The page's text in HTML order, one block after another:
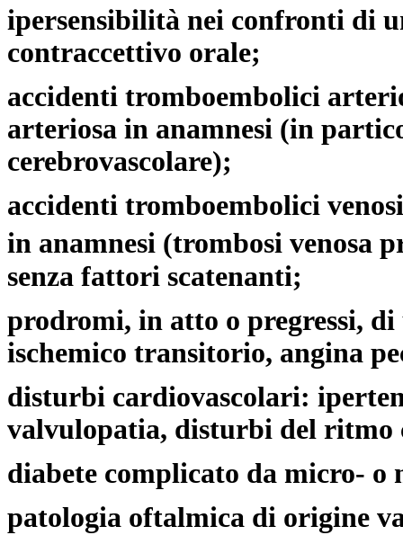
ipersensibilità nei confronti di
contraccettivo orale;
accidenti tromboembolici
arteriosa in anamnesi (in
cerebrovascolare);
accidenti tromboembolici
in anamnesi (trombosi venosa
senza fattori scatenanti;
prodromi, in atto o pregressi,
ischemico transitorio, angina
disturbi cardiovascolari:
valvulopatia, disturbi del ritmo
diabete complicato da micro- o
patologia oftalmica di origine